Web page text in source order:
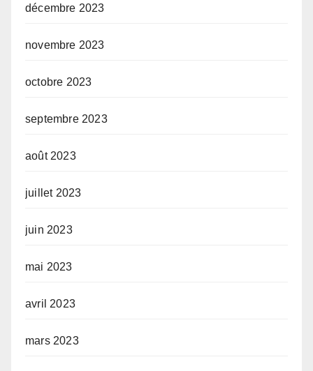
décembre 2023
novembre 2023
octobre 2023
septembre 2023
août 2023
juillet 2023
juin 2023
mai 2023
avril 2023
mars 2023